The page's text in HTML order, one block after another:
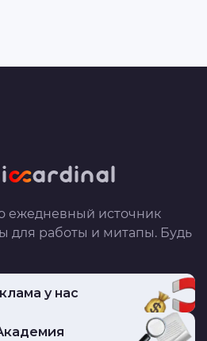
ежедневный источник
для работы и митапы. Будь
у нас